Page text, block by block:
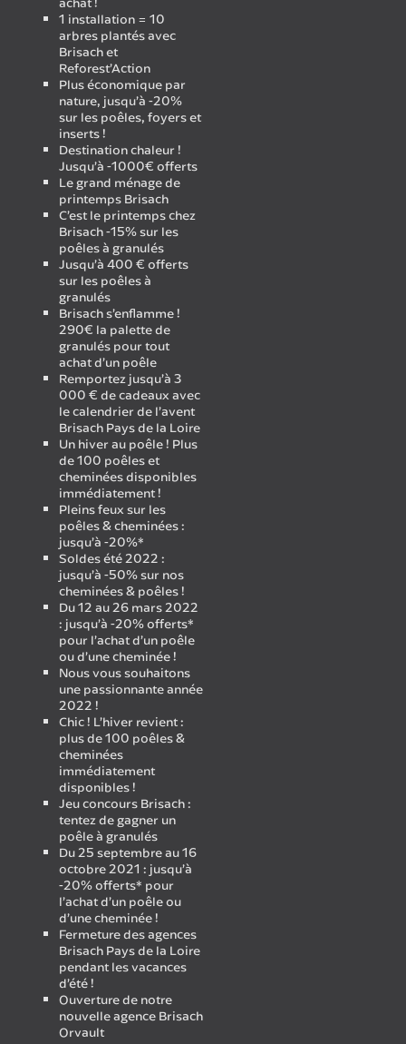
1 installation = 10
arbres plantés avec
Brisach et
Reforest’Action
Plus économique par
nature, jusqu’à -20%
sur les poêles, foyers et
inserts !
Destination chaleur !
Jusqu’à -1000€ offerts
Le grand ménage de
printemps Brisach
C’est le printemps chez
Brisach -15% sur les
poêles à granulés
Jusqu’à 400 € offerts
sur les poêles à
granulés
Brisach s’enflamme !
290€ la palette de
granulés pour tout
achat d’un poêle
Remportez jusqu’à 3
000 € de cadeaux avec
le calendrier de l’avent
Brisach Pays de la Loire
Un hiver au poêle ! Plus
de 100 poêles et
cheminées disponibles
immédiatement !
Pleins feux sur les
poêles & cheminées :
jusqu’à -20%*
Soldes été 2022 :
jusqu’à -50% sur nos
cheminées & poêles !
Du 12 au 26 mars 2022
: jusqu’à -20% offerts*
pour l’achat d’un poêle
ou d’une cheminée !
Nous vous souhaitons
une passionnante année
2022 !
Chic ! L’hiver revient :
plus de 100 poêles &
cheminées
immédiatement
disponibles !
Jeu concours Brisach :
tentez de gagner un
poêle à granulés
Du 25 septembre au 16
octobre 2021 : jusqu’à
-20% offerts* pour
l’achat d’un poêle ou
d’une cheminée !
Fermeture des agences
Brisach Pays de la Loire
pendant les vacances
d’été !
Ouverture de notre
nouvelle agence Brisach
Orvault